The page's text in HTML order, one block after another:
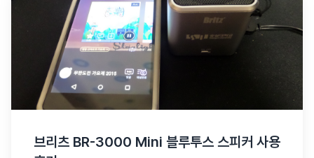
브리츠 BR-3000 Mini 블루투스 스피커 사용